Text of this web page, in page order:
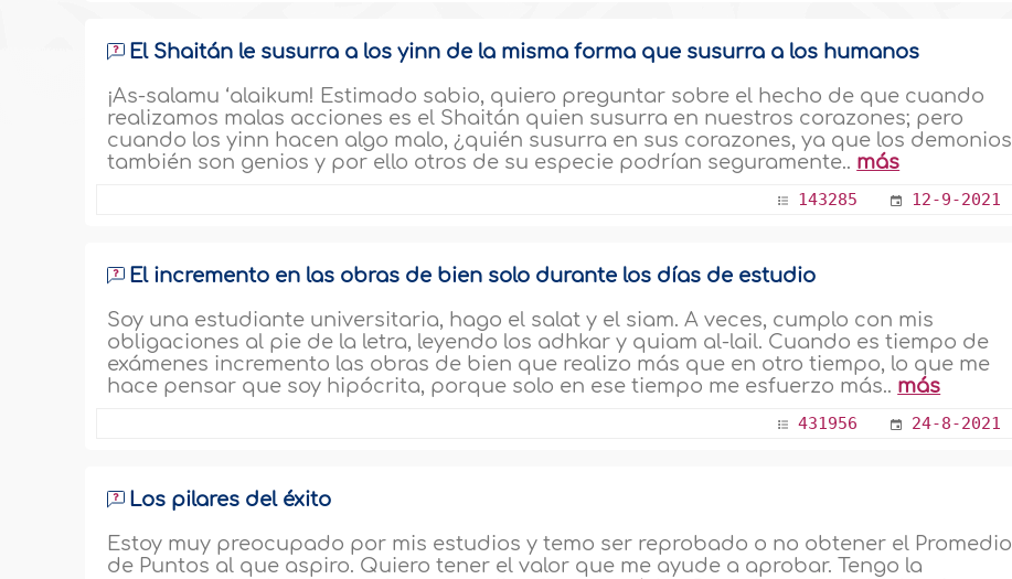
El Shaitán le susurra a los yinn de la misma forma que susurra a los humanos
¡As-salamu ‘alaikum! Estimado sabio, quiero preguntar sobre el hecho de que cuando
realizamos malas acciones es el Shaitán quien susurra en nuestros corazones; pero
cuando los yinn hacen algo malo, ¿quién susurra en sus corazones, ya que los demonios
también son genios y por ello otros de su especie podrían seguramente.. más
143285 12-9-2021
El incremento en las obras de bien solo durante los días de estudio
Soy una estudiante universitaria, hago el salat y el siam. A veces, cumplo con mis
obligaciones al pie de la letra, leyendo los adhkar y quiam al-lail. Cuando es tiempo de
exámenes incremento las obras de bien que realizo más que en otro tiempo, lo que me
hace pensar que soy hipócrita, porque solo en ese tiempo me esfuerzo más.. más
431956 24-8-2021
Los pilares del éxito
Estoy muy preocupado por mis estudios y temo ser reprobado o no obtener el Promedio
de Puntos al que aspiro. Quiero tener el valor que me ayude a aprobar. Tengo la